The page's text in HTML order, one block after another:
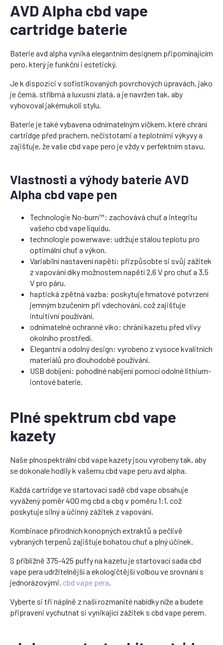
AVD Alpha cbd vape
cartridge baterie
Baterie avd alpha vyniká elegantním designem připomínajícím
pero, který je funkční i estetický.
Je k dispozici v sofistikovaných povrchových úpravách, jako
je černá, stříbrná a luxusní zlatá, a je navržen tak, aby
vyhovoval jakémukoli stylu.
Baterie je také vybavena odnímatelným víčkem, které chrání
cartridge před prachem, nečistotami a teplotními výkyvy a
zajišťuje, že vaše cbd vape pero je vždy v perfektním stavu.
Vlastnosti a výhody baterie AVD
Alpha cbd vape pen
Technologie No-burn™: zachovává chuť a integritu
vašeho cbd vape liquidu.
technologie powerwave: udržuje stálou teplotu pro
optimální chuť a výkon.
Variabilní nastavení napětí: přizpůsobte si svůj zážitek
z vapování díky možnostem napětí 2,6 V pro chuť a 3,5
V pro páru.
haptická zpětná vazba: poskytuje hmatové potvrzení
jemným bzučením při vdechování, což zajišťuje
intuitivní používání.
odnímatelné ochranné víko: chrání kazetu před vlivy
okolního prostředí.
Elegantní a odolný design: vyrobeno z vysoce kvalitních
materiálů pro dlouhodobé používání.
USB dobíjení: pohodlné nabíjení pomocí odolné lithium-
iontové baterie.
Plné spektrum cbd vape
kazety
Naše plnospektrální cbd vape kazety jsou vyrobeny tak, aby
se dokonale hodily k vašemu cbd vape peru avd alpha.
Každá cartridge ve startovací sadě cbd vape obsahuje
vyvážený poměr 400 mg cbd a cbg v poměru 1:1, což
poskytuje silný a účinný zážitek z vapování.
Kombinace přírodních konopných extraktů a pečlivě
vybraných terpenů zajišťuje bohatou chuť a plný účinek.
S přibližně 375-425 puffy na kazetu je startovací sada cbd
vape pera udržitelnější a ekologičtější volbou ve srovnání s
jednorázovými. cbd vape pera.
Vyberte si tři náplně z naší rozmanité nabídky níže a budete
připraveni vychutnat si vynikající zážitek s cbd vape perem.